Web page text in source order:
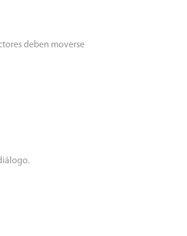
deben moverse